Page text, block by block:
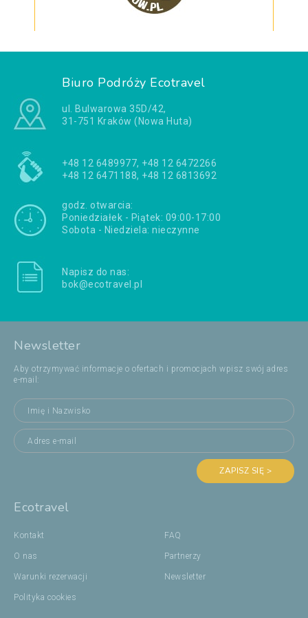
Biuro Podróży Ecotravel
ul. Bulwarowa 35D/42,
31-751 Kraków (Nowa Huta)
+48 12 6489977, +48 12 6472266
+48 12 6471188, +48 12 6813692
godz. otwarcia:
Poniedziałek - Piątek: 09:00-17:00
Sobota - Niedziela: nieczynne
Napisz do nas:
bok@ecotravel.pl
Newsletter
Aby otrzymywać informacje o ofertach i promocjach wpisz swój adres
e-mail:
ZAPISZ SIĘ >
Ecotravel
Kontakt
O nas
Warunki rezerwacji
Polityka cookies
FAQ
Partnerzy
Newsletter